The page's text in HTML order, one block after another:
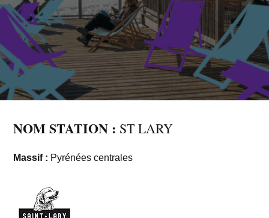
NOM STATION : ST LARY
Massif : Pyrénées centrales